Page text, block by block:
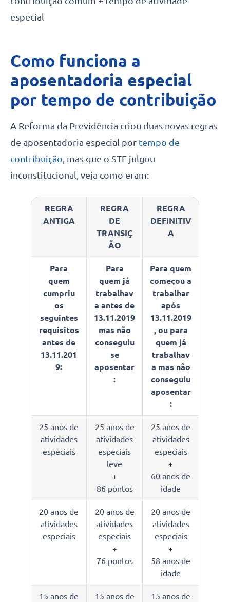
especial
Como funciona a
aposentadoria especial
por tempo de contribuição
A Reforma da Previdência criou duas novas regras
de aposentadoria especial por tempo de
contribuição, mas que o STF julgou
inconstitucional, veja como eram:
REGRA
ANTIGA
REGRA
DE
TRANSIÇ
ÃO
REGRA
DEFINITIV
A
Para
quem
cumpriu
os
seguintes
requisitos
antes de
13.11.201
9:
Para
quem já
trabalhav
a antes de
13.11.2019
mas não
conseguiu
se
aposentar
:
Para quem
começou a
trabalhar
após
13.11.2019
, ou para
quem já
trabalhav
a mas não
conseguiu
aposentar
:
25 anos de
atividades
especiais
25 anos de
atividades
especiais
leve
+
86 pontos
25 anos de
atividades
especiais
+
60 anos de
idade
20 anos de
atividades
especiais
20 anos de
atividades
especiais
+
76 pontos
20 anos de
atividades
especiais
+
58 anos de
idade
15 anos de
15 anos de
15 anos de